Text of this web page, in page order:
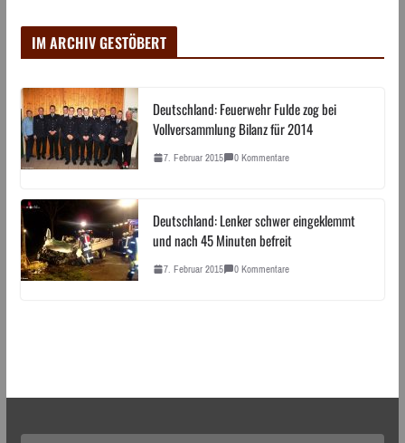
IM ARCHIV GESTÖBERT
Deutschland: Feuerwehr Fulde zog bei
Vollversammlung Bilanz für 2014
7. Februar 2015 0 Kommentare
Deutschland: Lenker schwer eingeklemmt
und nach 45 Minuten befreit
7. Februar 2015 0 Kommentare